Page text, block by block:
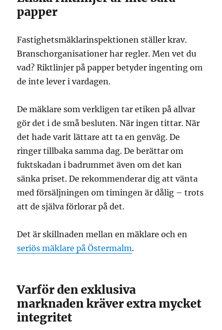
papper
Fastighetsmäklarinspektionen ställer krav.
Branschorganisationer har regler. Men vet du
vad? Riktlinjer på papper betyder ingenting om
de inte lever i vardagen.
De mäklare som verkligen tar etiken på allvar
gör det i de små besluten. När ingen tittar. När
det hade varit lättare att ta en genväg. De
ringer tillbaka samma dag. De berättar om
fuktskadan i badrummet även om det kan
sänka priset. De rekommenderar dig att vänta
med försäljningen om timingen är dålig – trots
att de själva förlorar på det.
Det är skillnaden mellan en mäklare och en
seriös mäklare på Östermalm.
Varför den exklusiva
marknaden kräver extra mycket
integritet